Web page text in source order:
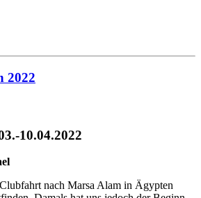
2022
10.04.2022
nach Marsa Alam in Ägypten